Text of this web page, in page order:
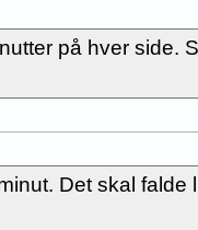
på hver side.
Det skal falde